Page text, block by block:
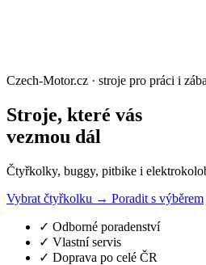
Czech-Motor.cz · stroje pro práci i
Stroje, které vás
vezmou dál
Čtyřkolky, buggy, pitbike i
Vybrat čtyřkolku → Poradit s výběrem
✓ Odborné poradenství
✓ Vlastní servis
✓ Doprava po celé ČR